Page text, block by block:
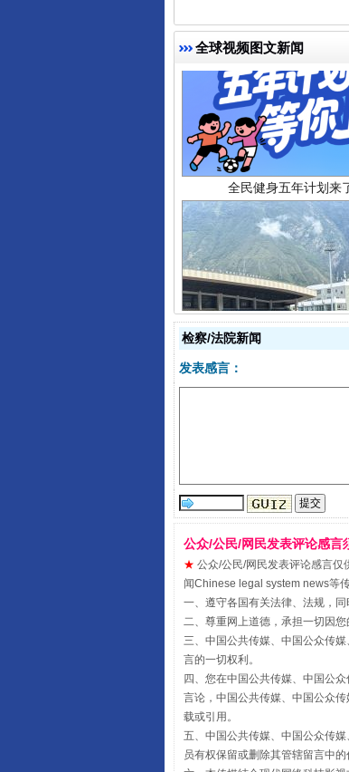
全球视频图文新闻
全民健身五年计划来
阿坝州三大球赛
检察/法院新闻
发表感言：
公众/公民/网民发表评论感言
★ 公众/公民/网民发表评论感言
闻Chinese legal system news等
一、遵守各国有关法律、法规，同
二、尊重网上道德，承担一切因您
三、中国公共传媒、中国公众传
言的一切权利。
四、您在中国公共传媒、中国公
言论，中国公共传媒、中国公众
载或引用。
五、中国公共传媒、中国公众传
员有权保留或删除其管辖留言中的